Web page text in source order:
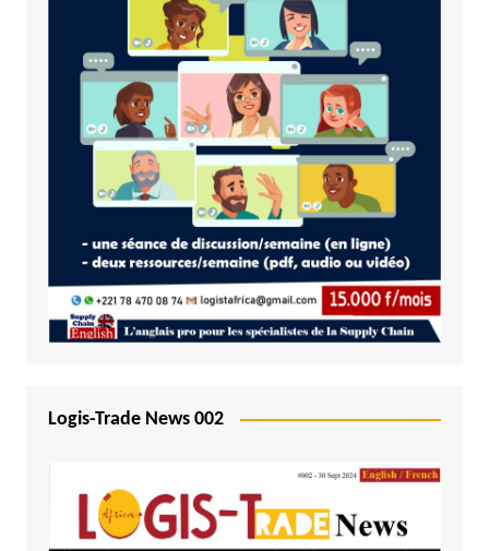
Logis-Trade News 002